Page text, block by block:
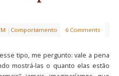
| Comportamento 6 Comments
tipo, me pergunto: vale a pena
mostrá-las o quanto elas estão